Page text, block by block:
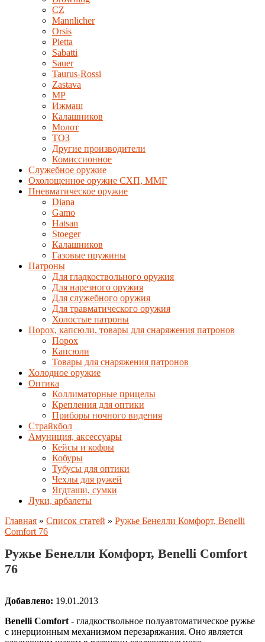
CZ
Mannlicher
Orsis
Pietta
Sabatti
Sauer
Taurus-Rossi
Zastava
MP
Ижмаш
Калашников
Молот
ТОЗ
Другие производители
Комиссионное
Служебное оружие
Охолощенное оружие СХП, ММГ
Пневматическое оружие
Diana
Gamo
Hatsan
Stoeger
Калашников
Газовые пружины
Патроны
Для гладкоствольного оружия
Для нарезного оружия
Для служебного оружия
Для травматического оружия
Холостые патроны
Порох, капсюли, товары для снаряжения патронов
Порох
Капсюли
Товары для снаряжения патронов
Холодное оружие
Оптика
Коллиматорные прицелы
Крепления для оптики
Приборы ночного видения
Страйкбол
Амуниция, аксессуары
Кейсы и кофры
Кобуры
Тубусы для оптики
Чехлы для ружей
Ягдташи, сумки
Луки, арбалеты
Главная » Список статей » Ружье Бенелли Комфорт, Benelli
Comfort 76
Ружье Бенелли Комфорт, Benelli Comfort
76
Добавлено: 19.01.2013
Benelli Comfort- гладкоствольное полуавтоматическое ружье
с инерционным механизмом перезаряжания. Оно является